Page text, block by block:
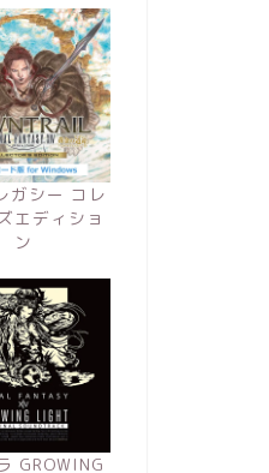
ガシー コレ
エディショ
ン
GROWING